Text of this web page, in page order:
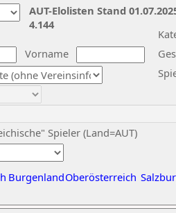
Vorname
Spieler (Land=AUT)
BurgenlandOberösterreich
AUT-Elolisten Stand
4.144